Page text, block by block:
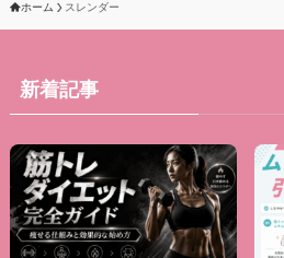
ホーム スレンダー
新着記事